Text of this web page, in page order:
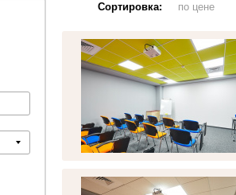
Сортировка: по цене
8 фото
6 фото